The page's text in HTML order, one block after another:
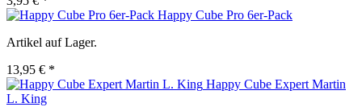
Happy Cube Pro 6er-Pack
Artikel auf Lager.
13,95 € *
Happy Cube Expert Martin
L. King